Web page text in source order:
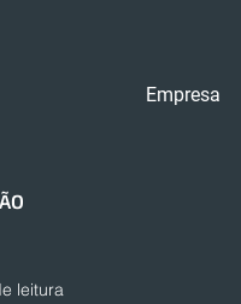
Empresa
leitura